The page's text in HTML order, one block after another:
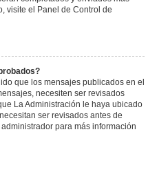
visite el Panel de Control de
que los mensajes publicados en el
necesiten ser revisados
La Administración le haya ubicado
ser revisados antes de
para más información